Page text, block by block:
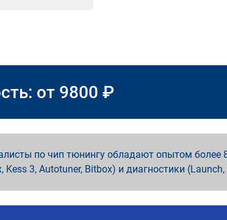
от 9800 ₽
по чип тюнингу обладают опытом более
Kess 3, Autotuner, Bitbox) и диагностики (Launch,